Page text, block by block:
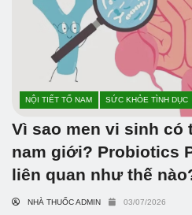
NỘI TIẾT TỐ NAM SỨC KHỎE TÌNH DỤC
Vì sao men vi sinh có
nam giới? Probiotics
liên quan như thế
NHÀ THUỐC ADMIN 03/07/2026